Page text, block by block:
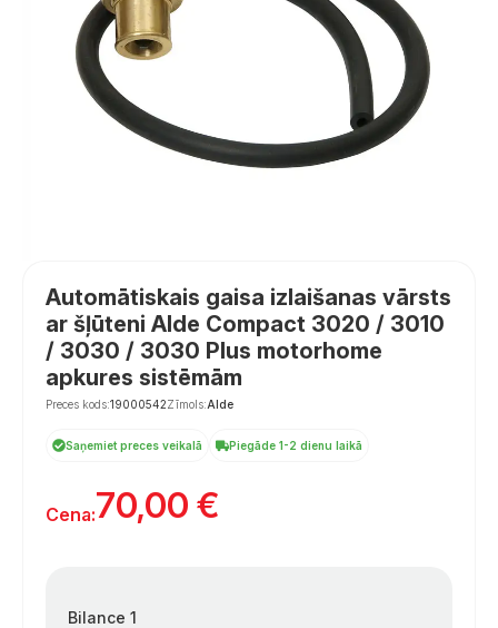
Automātiskais gaisa izlaišanas vārsts
ar šļūteni Alde Compact 3020 / 3010
/ 3030 / 3030 Plus motorhome
apkures sistēmām
Preces kods:19000542Zīmols:Alde
Saņemiet preces veikalā Piegāde 1-2 dienu laikā
Cena:70,00 €
Bilance 1